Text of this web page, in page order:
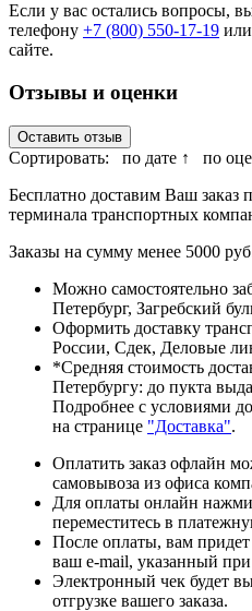
Если у вас остались вопросы,
телефону +7 (800) 550-17-19
сайте.
Отзывы и оценки
Оставить отзыв
Сортировать: по дате ↑
по
Бесплатно доставим Ваш заказ
терминала транспортных
Заказы на сумму менее 5000
Можно самостоятельно
Петербург, Загребский
Оформить доставку
России, Сдек, Деловые
*Средняя стоимость
Петербургу: до пукта
Подробнее с условиями
на странице "Доставка".
Оплатить заказ офлайн
самовывоза из офиса
Для оплаты онлайн
переместитесь в
После оплаты, вам
ваш e-mail, указанный
Электронный чек будет
отгрузке вашего заказа.